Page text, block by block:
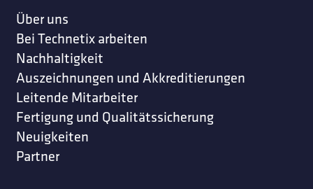
Über uns
Bei Technetix arbeiten
Nachhaltigkeit
Auszeichnungen und Akkreditierungen
Leitende Mitarbeiter
Fertigung und Qualitätssicherung
Neuigkeiten
Partner